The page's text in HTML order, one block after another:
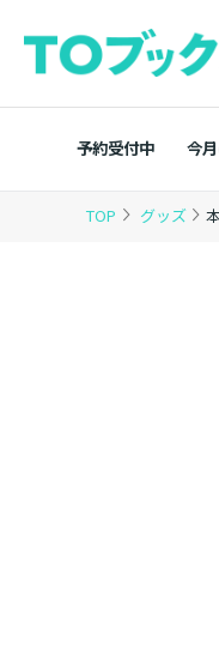
予約受付中 今
TOP グッズ